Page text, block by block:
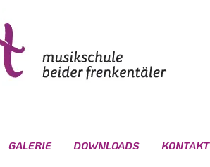
GALERIE DOWNLOADS KONTAKT